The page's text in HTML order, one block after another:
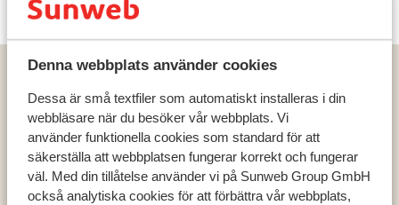
Denna webbplats använder cookies
Dessa är små textfiler som automatiskt installeras i din
webbläsare när du besöker vår webbplats. Vi
använder funktionella cookies som standard för att
säkerställa att webbplatsen fungerar korrekt och fungerar
väl. Med din tillåtelse använder vi på Sunweb Group GmbH
också analytiska cookies för att förbättra vår webbplats,
Hem Solresor Grekland Zakynthos
Iskios Suites - endast vuxna
Populära länder